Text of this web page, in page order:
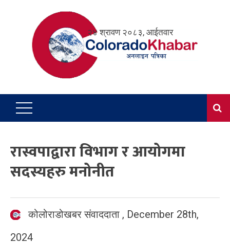
२४ श्रावण २०८३, आईतवार
रास्वपाद्वारा विभाग र आयोगमा
सदस्यहरु मनोनीत
कोलोराडोखबर संवाददाता , December 28th,
2024